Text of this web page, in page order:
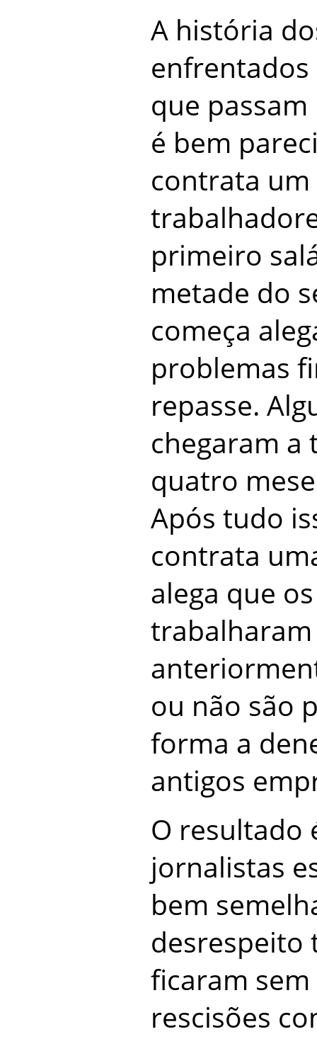
A história
que
é bem
contrata
primeiro
metade do
começa
problemas
repasse.
chegaram
quatro
Após tudo
contrata
alega que
ou não são
forma a
antigos
O resultado
jornalistas
bem
desrespeito
ficaram
rescisões